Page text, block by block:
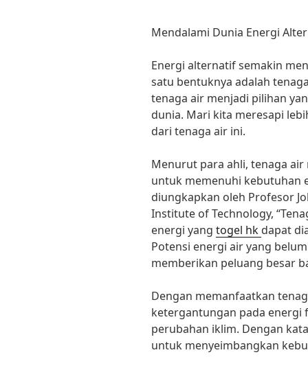
Mendalami Dunia Energi
Energi alternatif semakin
satu bentuknya adalah
tenaga air menjadi pilihan
dunia. Mari kita meresapi
dari tenaga air ini.
Menurut para ahli, tenaga
untuk memenuhi kebutuhan
diungkapkan oleh Profesor
Institute of Technology,
energi yang togel hk dapat
Potensi energi air yang
memberikan peluang besar
Dengan memanfaatkan
ketergantungan pada energi
perubahan iklim. Dengan
untuk menyeimbangkan